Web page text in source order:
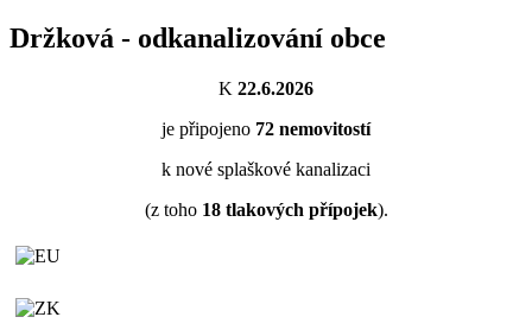
Držková - odkanalizování obce
K 22.6.2026
je připojeno 72 nemovitostí
k nové splaškové kanalizaci
(z toho 18tlakových přípojek).